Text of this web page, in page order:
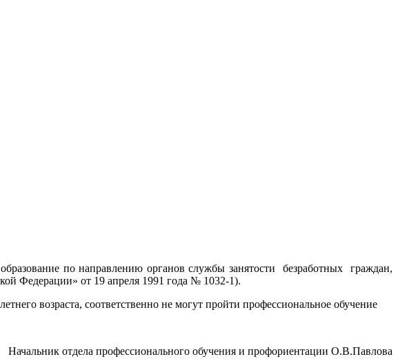
по направлению органов службы занятости безработных граждан,
Федерации» от 19 апреля 1991 года № 1032-1).
возраста, соответственно не могут пройти профессиональное обучение
Начальник отдела профессионального обучения и профориентации О.В.Павлова